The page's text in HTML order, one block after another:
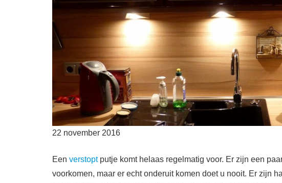
22 november 2016
Een verstoptputje komt helaas regelmatig voor. Er zijn een
voorkomen, maar er echt onderuit komen doet u nooit. Er zijn